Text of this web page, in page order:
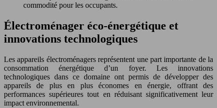
commodité pour les occupants.
Électroménager éco-énergétique et
innovations technologiques
Les appareils électroménagers représentent une part importante de la
consommation énergétique d’un foyer. Les innovations
technologiques dans ce domaine ont permis de développer des
appareils de plus en plus économes en énergie, offrant des
performances supérieures tout en réduisant significativement leur
impact environnemental.